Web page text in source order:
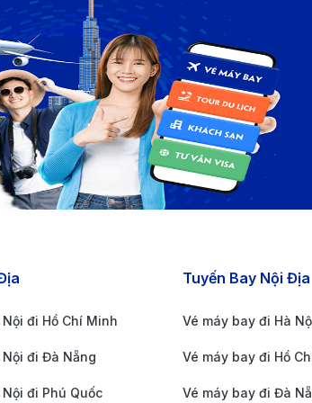
nội địa đến Tuy Hòa, với nhiều chuyến
đi Hồ Chí Minh
đi Đà Nẵng
đi Phú Quốc
Tuyến Bay Nội Địa
Vé máy bay đi Hà
Vé máy bay đi Hồ
Vé máy bay đi Đà